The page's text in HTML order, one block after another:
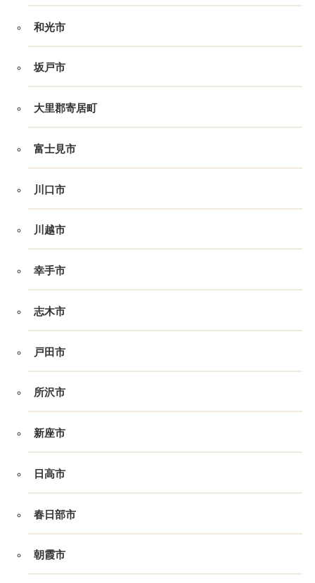
和光市
坂戸市
大里郡寄居町
富士見市
川口市
川越市
幸手市
志木市
戸田市
所沢市
新座市
日高市
春日部市
朝霞市